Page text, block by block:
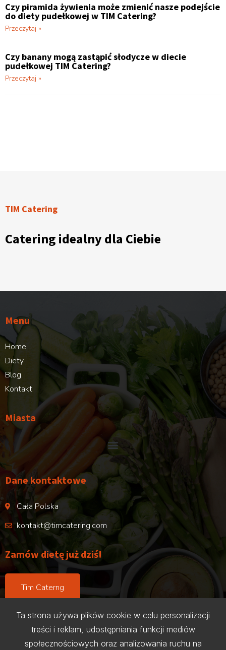
Czy piramida żywienia może zmienić nasze podejście
do diety pudełkowej w TIM Catering?
Przeczytaj »
Czy banany mogą zastąpić słodycze w diecie
pudełkowej TIM Catering?
Przeczytaj »
TIM Catering
Catering idealny dla Ciebie
Menu
Home
Diety
Blog
Kontakt
Miasta
Dane kontaktowe
Cała Polska
kontakt@timcatering.com
Zamów dietę już dziś!
Tim Caterng
Ta strona używa plików cookie w celu personalizacji
treści i reklam, udostępniania funkcji mediów
społecznościowych oraz analizowania ruchu na